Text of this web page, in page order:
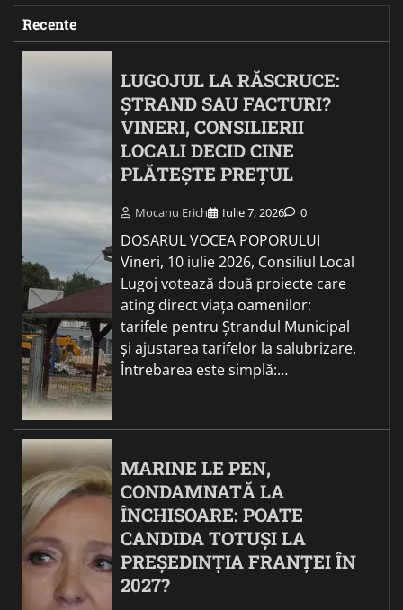
Recente
LUGOJUL LA RĂSCRUCE:
ȘTRAND SAU FACTURI?
VINERI, CONSILIERII
LOCALI DECID CINE
PLĂTEȘTE PREȚUL
Mocanu Erich Iulie 7, 2026 0
DOSARUL VOCEA POPORULUI
Vineri, 10 iulie 2026, Consiliul Local
Lugoj votează două proiecte care
ating direct viața oamenilor:
tarifele pentru Ștrandul Municipal
și ajustarea tarifelor la salubrizare.
Întrebarea este simplă:…
MARINE LE PEN,
CONDAMNATĂ LA
ÎNCHISOARE: POATE
CANDIDA TOTUȘI LA
PREȘEDINȚIA FRANȚEI ÎN
2027?